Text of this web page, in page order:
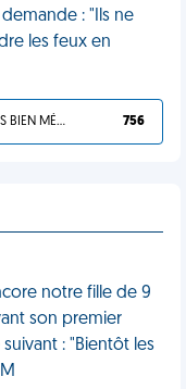
: "Ils ne
les feux en
TU L'AS BIEN MÉRITÉ 756
notre fille de 9
son premier
: "Bientôt les